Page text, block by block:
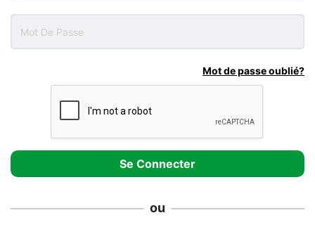
Mot de passe oublié?
ou